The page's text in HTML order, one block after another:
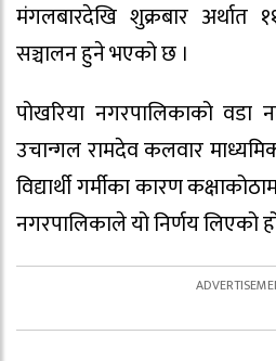
मंगलबारदेखि शुक्रबार अर्थात
सञ्चालन हुने भएको छ ।
पोखरिया नगरपालिकाको वडा
उचान्गल रामदेव कलवार
विद्यार्थी गर्मीका कारण
नगरपालिकाले यो निर्णय लिएको